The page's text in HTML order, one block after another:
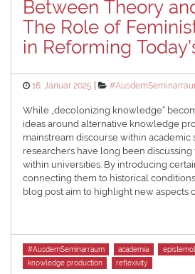
Between Theory
The Role of
in Reforming
Posted
16. Januar 2025 Categories
While „decolonizing knowledge“
ideas around alternative knowledge
mainstream discourse within academic
researchers have long been
within universities. By introducing
connecting them to historical
blog post aim to highlight new aspects
Tags
#AusdemSeminarraum academia
knowledge production
reflexivity